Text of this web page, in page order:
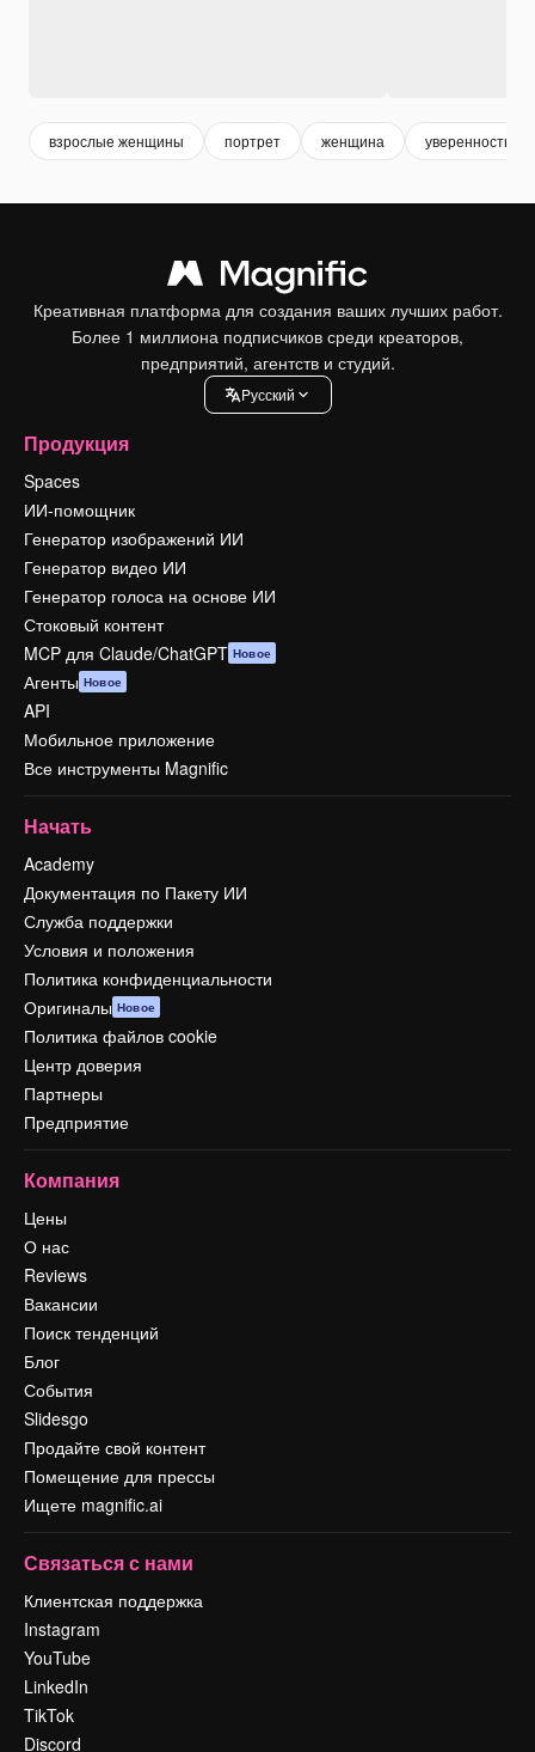
взрослые женщины портрет женщина уверенность
Креативная платформа для создания ваших лучших работ.
Более 1 миллиона подписчиков среди креаторов,
предприятий, агентств и студий.
Pусский
Продукция
Spaces
ИИ-помощник
Генератор изображений ИИ
Генератор видео ИИ
Генератор голоса на основе ИИ
Стоковый контент
MCP для Claude/ChatGPT Новое
Агенты Новое
API
Мобильное приложение
Все инструменты Magnific
Начать
Academy
Документация по Пакету ИИ
Служба поддержки
Условия и положения
Политика конфиденциальности
Оригиналы Новое
Политика файлов cookie
Центр доверия
Партнеры
Предприятие
Компания
Цены
О нас
Reviews
Вакансии
Поиск тенденций
Блог
События
Slidesgo
Продайте свой контент
Помещение для прессы
Ищете magnific.ai
Связаться с нами
Клиентская поддержка
Instagram
YouTube
LinkedIn
TikTok
Discord